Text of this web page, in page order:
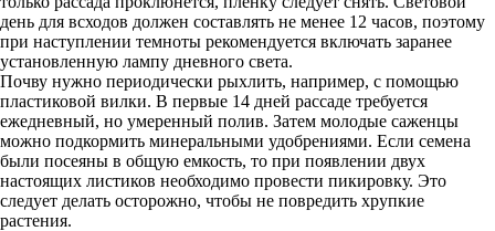
день для всходов должен составлять не менее 12 часов, поэтому
при наступлении темноты рекомендуется включать заранее
установленную лампу дневного света.
Почву нужно периодически рыхлить, например, с помощью
пластиковой вилки. В первые 14 дней рассаде требуется
ежедневный, но умеренный полив. Затем молодые саженцы
можно подкормить минеральными удобрениями. Если семена
были посеяны в общую емкость, то при появлении двух
настоящих листиков необходимо провести пикировку. Это
следует делать осторожно, чтобы не повредить хрупкие
растения.